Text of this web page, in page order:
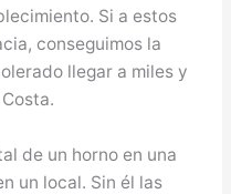
Si a estos
conseguimos la
llegar a miles y
de un horno en una
un local. Sin él las